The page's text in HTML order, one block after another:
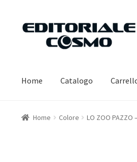
Vai
navigazione
Vai
Home Catalogo
Home Colore LO ZOO PAZZO